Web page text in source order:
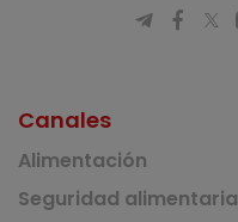
Canales
Alimentación
Seguridad alimentaria